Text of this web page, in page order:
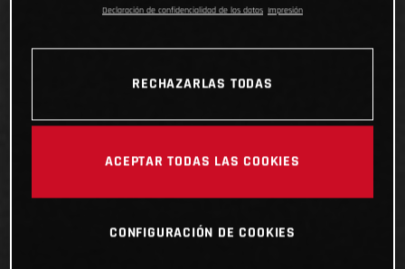
Declaración de confidencialidad de los datos Impresión
RECHAZARLAS TODAS
ACEPTAR TODAS LAS COOKIES
CONFIGURACIÓN DE COOKIES